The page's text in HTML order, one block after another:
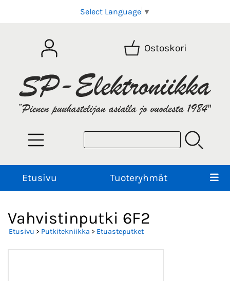
Select Language ▼
Ostoskori
Etusivu Tuoteryhmät
Vahvistinputki 6F2
Etusivu > Putkitekniikka > Etuasteputket